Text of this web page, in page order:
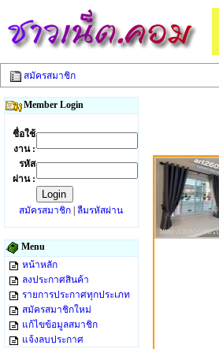
สมัครสมาชิก
Member Login
ชื่อใช้
งาน :
รหัส
ผ่าน :
สมัครสมาชิก ลืมรหัสผ่าน
Menu
หน้าหลัก
ลงประกาศสินค้า
รายการประกาศทุกประเภท
สมัครสมาชิกใหม่
แก้ไขข้อมูลสมาชิก
แจ้งลบประกาศ